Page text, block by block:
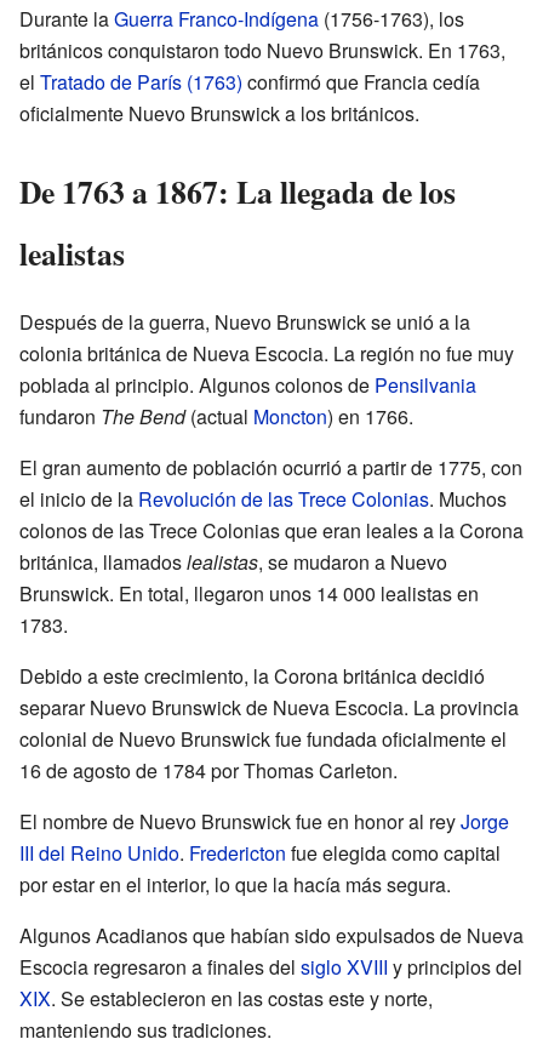
Durante laGuerra Franco-Indígena (1756-1763), los
británicos conquistaron todo Nuevo Brunswick. En 1763,
el Tratado de París (1763) confirmó que Francia cedía
oficialmente Nuevo Brunswick a los británicos.
De 1763 a 1867: La llegada de los
lealistas
Después de la guerra, Nuevo Brunswick se unió a la
colonia británica de Nueva Escocia. La región no fue muy
poblada al principio. Algunos colonos de Pensilvania
fundaron The Bend(actual Moncton) en 1766.
El gran aumento de población ocurrió a partir de 1775, con
el inicio de la Revolución de las Trece Colonias. Muchos
colonos de las Trece Colonias que eran leales a la Corona
británica, llamadoslealistas, se mudaron a Nuevo
Brunswick. En total, llegaron unos 14 000 lealistas en
1783.
Debido a este crecimiento, la Corona británica decidió
separar Nuevo Brunswick de Nueva Escocia. La provincia
colonial de Nuevo Brunswick fue fundada oficialmente el
16 de agosto de 1784 por Thomas Carleton.
El nombre de Nuevo Brunswick fue en honor al reyJorge
III del Reino Unido. Fredericton fue elegida como capital
por estar en el interior, lo que la hacía más segura.
Algunos Acadianos que habían sido expulsados de Nueva
Escocia regresaron a finales del siglo XVIII y principios del
XIX. Se establecieron en las costas este y norte,
manteniendo sus tradiciones.